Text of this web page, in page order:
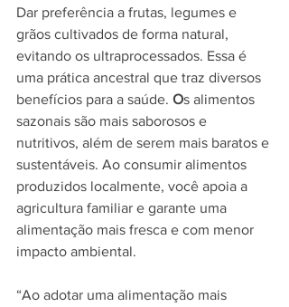
Dar preferência a frutas, legumes e
grãos cultivados de forma natural,
evitando os ultraprocessados. Essa é
uma prática ancestral que traz diversos
benefícios para a saúde. Os alimentos
sazonais são mais saborosos e
nutritivos, além de serem mais baratos e
sustentáveis. Ao consumir alimentos
produzidos localmente, você apoia a
agricultura familiar e garante uma
alimentação mais fresca e com menor
impacto ambiental.
“Ao adotar uma alimentação mais